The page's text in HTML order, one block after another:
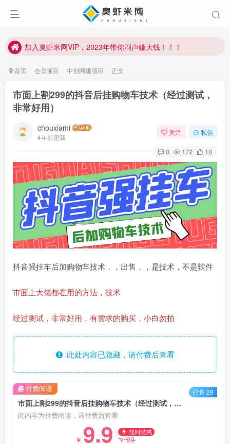
加入臭虾米网VIP，2023年带你闷声赚大钱！！！
加入臭虾米网VIP，2023年带你闷声赚大钱！！！
首页 会员项目 中创网赚项目 正文
市面上割299的抖音后挂购物车技术（经过测试，
非常好用）
chouxiami
4年前更新
关注 私信
0 172 10
抖音强挂车后加购物车技术，，出售，，是技术，不是软件
市面上大佬都在用的方法，技术
经过测试，非常好用，有需求的购买，小白勿拍
此处内容已隐藏，请付费后查看
市面上割299的抖音后挂购物车技术（经过测试，非常好用）
此内容为付费阅读，请付费后查看
￥ 9.9 限时特惠
￥99
付费阅读 已售 28